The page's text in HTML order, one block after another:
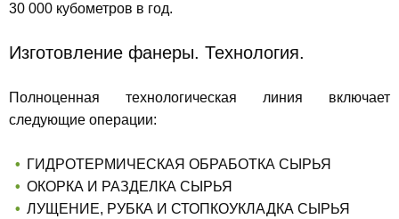
30 000 кубометров в год.
Изготовление фанеры. Технология.
Полноценная технологическая линия включает
следующие операции:
ГИДРОТЕРМИЧЕСКАЯ ОБРАБОТКА СЫРЬЯ
ОКОРКА И РАЗДЕЛКА СЫРЬЯ
ЛУЩЕНИЕ, РУБКА И СТОПКОУКЛАДКА СЫРЬЯ